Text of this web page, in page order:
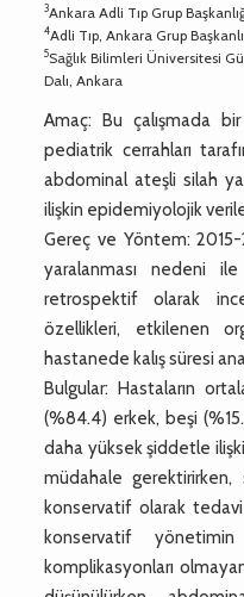
3Ankara Adli Tıp Grup
4Adli Tıp, Ankara Grup
5Sağlık Bilimleri Üniversitesi
Dalı, Ankara
Amaç: Bu çalışmada
pediatrik cerrahları
abdominal ateşli silah
ilişkin epidemiyolojik
Gereç ve Yöntem: 2015-
yaralanması nedeni
retrospektif olarak
özellikleri, etkilenen
hastanede kalış süresi
Bulgular: Hastaların
(%84.4) erkek, beşi
daha yüksek şiddetle
müdahale gerektirirken,
konservatif olarak
konservatif
komplikasyonları